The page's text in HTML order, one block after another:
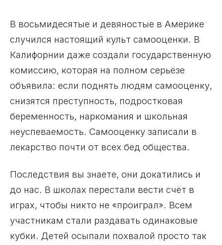
В восьмидесятые и девяностые в Америке
случился настоящий культ самооценки. В
Калифорнии даже создали государственную
комиссию, которая на полном серьёзе
объявила: если поднять людям самооценку,
снизятся преступность, подростковая
беременность, наркомания и школьная
неуспеваемость. Самооценку записали в
лекарство почти от всех бед общества.
Последствия вы знаете, они докатились и
до нас. В школах перестали вести счёт в
играх, чтобы никто не «проиграл». Всем
участникам стали раздавать одинаковые
кубки. Детей осыпали похвалой просто так